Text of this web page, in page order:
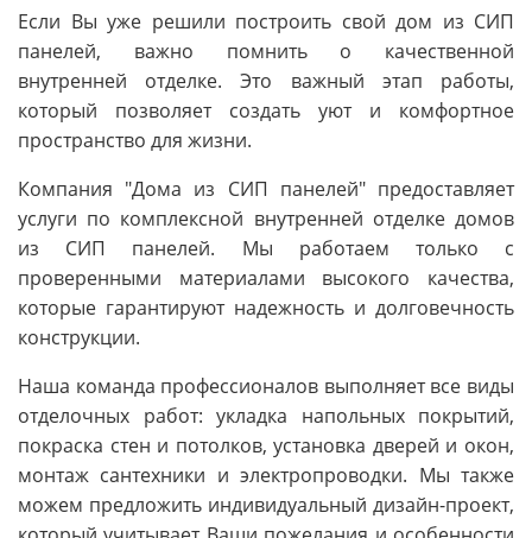
Если Вы уже решили построить свой дом из СИП
панелей, важно помнить о качественной
внутренней отделке. Это важный этап работы,
который позволяет создать уют и комфортное
пространство для жизни.
Компания "Дома из СИП панелей" предоставляет
услуги по комплексной внутренней отделке домов
из СИП панелей. Мы работаем только с
проверенными материалами высокого качества,
которые гарантируют надежность и долговечность
конструкции.
Наша команда профессионалов выполняет все виды
отделочных работ: укладка напольных покрытий,
покраска стен и потолков, установка дверей и окон,
монтаж сантехники и электропроводки. Мы также
можем предложить индивидуальный дизайн-проект,